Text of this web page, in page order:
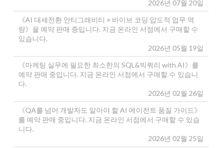
2026년 07월 20일
《AI 대세전환 안티그래비티 × 바이브 코딩 압도적 업무 역
량》을 예약 판매 중입니다. 지금 온라인 서점에서 구매할 수
있습니다.
2026년 05월 19일
《마케팅 실무에 필요한 최소한의 SQL&빅쿼리 with AI》를
예약 판매 중입니다. 지금 온라인 서점에서 구매할 수 있습니
다.
2026년 02월 26일
《QA를 넘어 개발자도 알아야 할 AI 에이전트 품질 가이드》
를 예약 판매 중입니다. 지금 온라인 서점에서 구매할 수 있습
니다.
2026년 02월 25일